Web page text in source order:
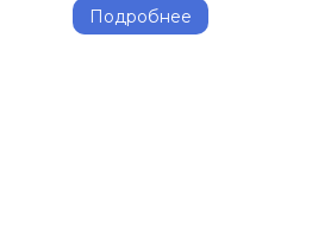
Подробнее